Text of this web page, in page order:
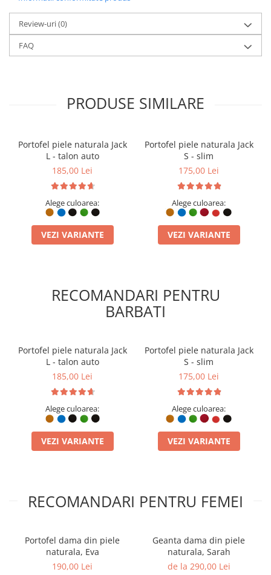
piele naturală selectată din Italia, recunoscută pentru textura sa
fină și rezistența în timp. Interiorul este căptușit integral cu piele
întoarsă, oferind o experiență tactilă de lux la fiecare utilizare. Cu
dimensiuni optimizate de 20x16 cm, este spațiul perfect pentru
esențialele tale, fără a deveni voluminoasă.
Imaginați-vă o geantă ale cărei margini sunt vopsite manual,
o poate egala. Lanțul metalic de 120 cm în nuanța nichel negru
oferă un contrast modern cu albastrul vibrant (turcoaz),
permițându-ți să o porți pe umăr sau crossbody. Spre deosebire
de alternativele sintetice, pielea naturală a genții Mony capătă
Review-uri(0)
FAQ
PRODUSE SIMILARE
Portofel piele naturala Jack
L - talon auto
185,00 Lei
Alege culoarea:
VEZI VARIANTE
Portofel piele naturala Jack
S - slim
175,00 Lei
Alege culoarea:
VEZI VARIANTE
RECOMANDARI PENTRU
BARBATI
Portofel piele naturala Jack
L - talon auto
185,00 Lei
Alege culoarea:
VEZI VARIANTE
Portofel piele naturala Jack
S - slim
175,00 Lei
Alege culoarea:
VEZI VARIANTE
RECOMANDARI PENTRU FEMEI
Portofel dama din piele
naturala, Eva
190,00 Lei
Geanta dama din piele
naturala, Sarah
de la 290,00 Lei